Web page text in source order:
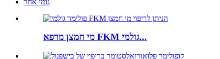
מי חמצן מרפא FKM גולמי...